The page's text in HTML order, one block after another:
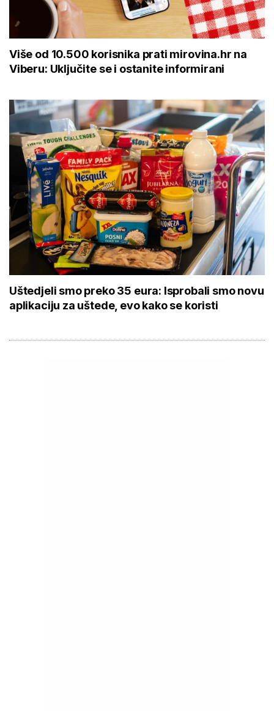
Više od 10.500 korisnika prati mirovina.hr na
Viberu: Uključite se i ostanite informirani
Uštedjeli smo preko 35 eura: Isprobali smo novu
aplikaciju za uštede, evo kako se koristi